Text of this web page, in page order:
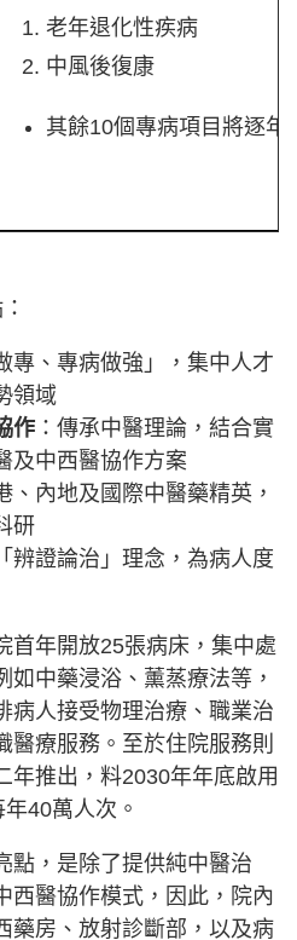
老年退化性疾病
中風後復康
其餘10個專病項目將逐年
專、專病做強」，集中人才
領域
作 ：傳承中醫理論，結合實
及中西醫協作方案
、內地及國際中醫藥精英，
研
辨證論治」理念，為病人度
首年開放25張病床，集中處
中藥浸浴、薰蒸療法等，
病人接受物理治療、職業治
醫療服務。至於住院服務則
年推出，料2030年年底啟用
40萬人次。
點，是除了提供純中醫治
西醫協作模式，因此，院內
藥房、放射診斷部，以及病